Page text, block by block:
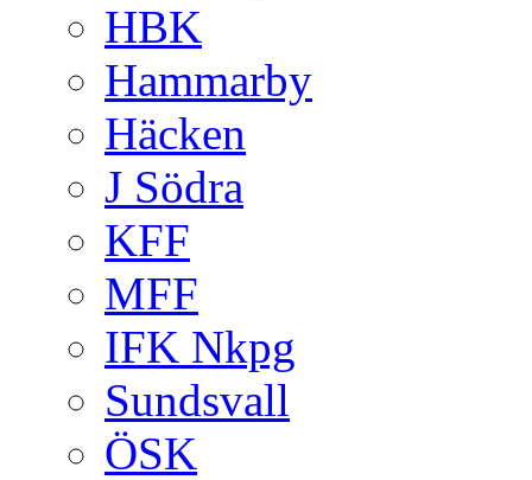
HBK
Hammarby
Häcken
J Södra
KFF
MFF
IFK Nkpg
Sundsvall
ÖSK